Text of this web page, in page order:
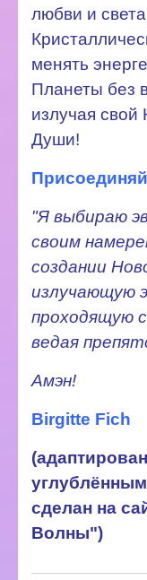
любви и
менять
Планеты без
излучая свой
Души!
"Я выбираю
своим
создании
излучающую
проходящую
ведая
Амэн!
Birgitte Fich
сделан на
Волны")